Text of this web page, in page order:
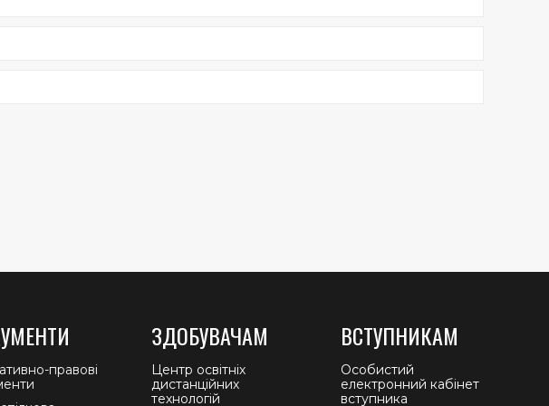
правові
ЗДОБУВАЧАМ
Центр освітніх
дистанційних
технологій
ВСТУПНИКАМ
Особистий
електронний кабінет
вступника